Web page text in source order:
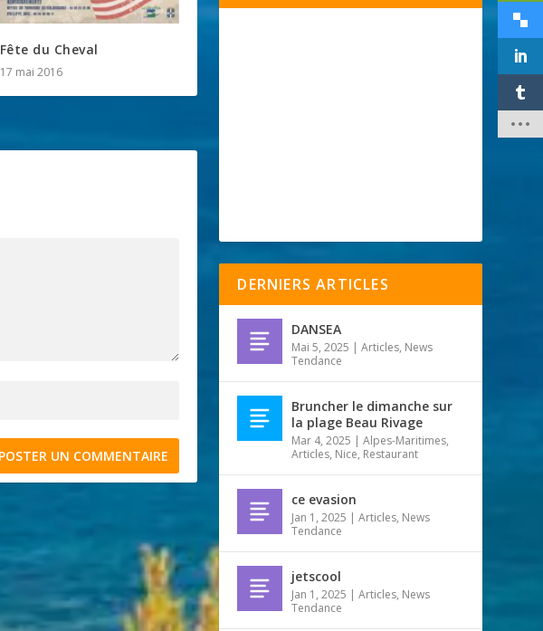
Fête du Cheval
17 mai 2016
DERNIERS ARTICLES
DANSEA
Mai 5, 2025 |Articles, News
Tendance
Bruncher le dimanche sur
la plage Beau Rivage
Mar 4, 2025 |Alpes-Maritimes,
Articles, Nice, Restaurant
ce evasion
Jan 1, 2025 |Articles, News
Tendance
jetscool
Jan 1, 2025 |Articles, News
Tendance